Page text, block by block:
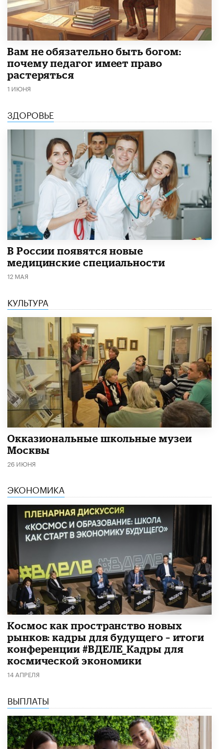
​Вам не обязательно быть богом:
почему педагог имеет право
растеряться
1 ИЮНЯ
ЗДОРОВЬЕ
В России появятся новые
медицинские специальности
12 МАЯ
КУЛЬТУРА
​Окказиональные школьные музеи
Москвы
26 ИЮНЯ
ЭКОНОМИКА
Космос как пространство новых
рынков: кадры для будущего – итоги
конференции #ВДЕЛЕ_Кадры для
космической экономики
14 АПРЕЛЯ
ВЫПЛАТЫ